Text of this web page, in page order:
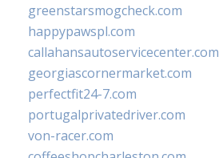
greenstarsmogcheck.com
happypawspl.com
callahansautoservicecenter.com
georgiascornermarket.com
perfectfit24-7.com
portugalprivatedriver.com
von-racer.com